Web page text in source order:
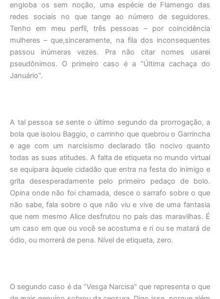
engloba os sem noção, uma espécie de Flamengo das
redes sociais no que tange ao número de seguidores.
Tenho em meu perfil, três pessoas – por coincidência
mulheres – que,sinceramente, na fila dos inconsequentes
passou inúmeras vezes. Pra não citar nomes usarei
pseudônimos. O primeiro caso é a “Última cachaça do
Januário”.
A tal pessoa se sente o último segundo da prorrogação, a
bola que isolou Baggio, o carrinho que quebrou o Garrincha
e age com um narcisismo declarado tão nocivo quanto
todas as suas atitudes. A falta de etiqueta no mundo virtual
se equipara àquele cidadão que entra na festa do inimigo e
grita desesperadamente pelo primeiro pedaço de bolo.
Opina onde não foi chamada, desce o sarrafo sobre o que
não sabe, fala sobre o que não viu e vive de uma fantasia
que nem mesmo Alice desfrutou no país das maravilhas. É
um caso em que ou você se acostuma e ri ou se matará de
ódio, ou morrerá de pena. Nível de etiqueta, zero.
O segundo caso é da “Vesga Narcisa” que representa o que